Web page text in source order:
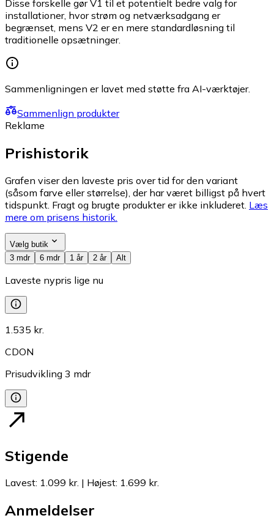
Disse forskelle gør V1 til et potentielt bedre valg for
installationer, hvor strøm og netværksadgang er
begrænset, mens V2 er en mere standardløsning til
traditionelle opsætninger.
Sammenligningen er lavet med støtte fra AI-værktøjer.
Sammenlign produkter
Reklame
Prishistorik
Grafen viser den laveste pris over tid for den variant
(såsom farve eller størrelse), der har været billigst på hvert
tidspunkt. Fragt og brugte produkter er ikke inkluderet. Læs
mere om prisens historik.
Vælg butik
3 mdr
6 mdr 1 år 2 år Alt
Laveste nypris lige nu
1.535 kr.
CDON
Prisudvikling 3 mdr
Stigende
Lavest: 1.099 kr. | Højest: 1.699 kr.
Anmeldelser